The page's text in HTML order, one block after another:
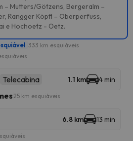
– Mutters/Götzens, Bergeralm –
Rangger Köpfl – Oberperfuss,
e Hochoetz - Oetz.
333 km esquiáveis
Telecabina 1.1 km 4 min
25 km esquiáveis
6.8 km 13 min